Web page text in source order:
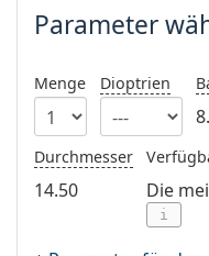
Persol
Alle Marken
Parameter
Menge Dioptrien
Durchmesser
14.50 Die
i